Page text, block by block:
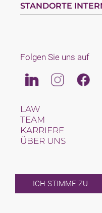
ICH STIMME ZU
STANDORTE
Folgen Sie uns auf
LinkedinInstagram
LAW
TEAM
KARRIERE
ÜBER UNS
KONTAKT